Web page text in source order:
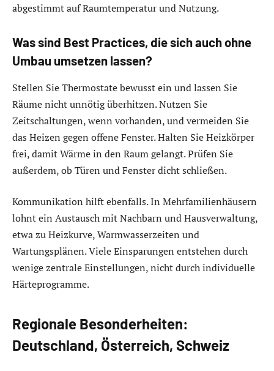
abgestimmt auf Raumtemperatur und Nutzung.
Was sind Best Practices, die sich auch ohne
Umbau umsetzen lassen?
Stellen Sie Thermostate bewusst ein und lassen Sie
Räume nicht unnötig überhitzen. Nutzen Sie
Zeitschaltungen, wenn vorhanden, und vermeiden Sie
das Heizen gegen offene Fenster. Halten Sie Heizkörper
frei, damit Wärme in den Raum gelangt. Prüfen Sie
außerdem, ob Türen und Fenster dicht schließen.
Kommunikation hilft ebenfalls. In Mehrfamilienhäusern
lohnt ein Austausch mit Nachbarn und Hausverwaltung,
etwa zu Heizkurve, Warmwasserzeiten und
Wartungsplänen. Viele Einsparungen entstehen durch
wenige zentrale Einstellungen, nicht durch individuelle
Härteprogramme.
Regionale Besonderheiten:
Deutschland, Österreich, Schweiz